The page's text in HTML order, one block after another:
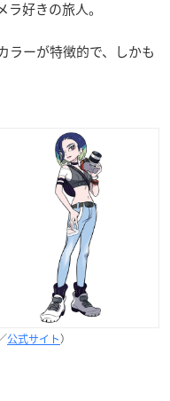
好きの旅人。
ラーが特徴的で、しかも
公式サイト）